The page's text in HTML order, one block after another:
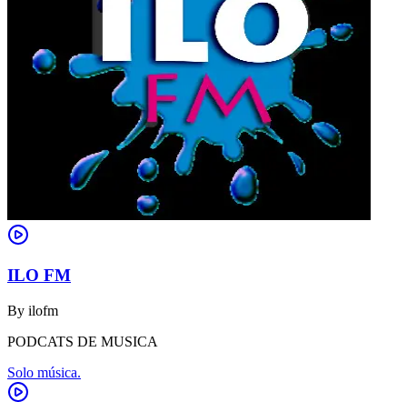
ILO FM
By ilofm
PODCATS DE MUSICA
Solo música.